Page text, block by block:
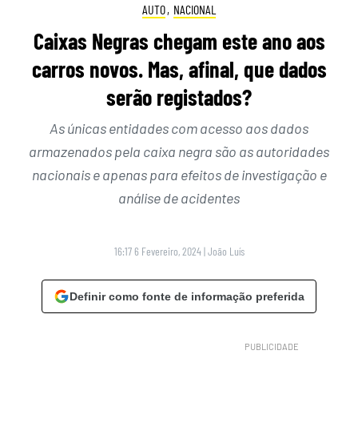
AUTO, NACIONAL
Caixas Negras chegam este ano aos
carros novos. Mas, afinal, que dados
serão registados?
As únicas entidades com acesso aos dados
armazenados pela caixa negra são as autoridades
nacionais e apenas para efeitos de investigação e
análise de acidentes
16:17 6 Fevereiro, 2024 |João Luís
Definir como fonte de informação preferida